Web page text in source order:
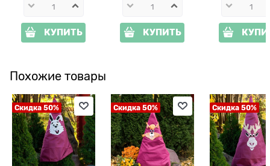
КУПИТЬ КУПИТЬ
Похожие товары
Скидка 50% Скидка 50% Скидка 50%